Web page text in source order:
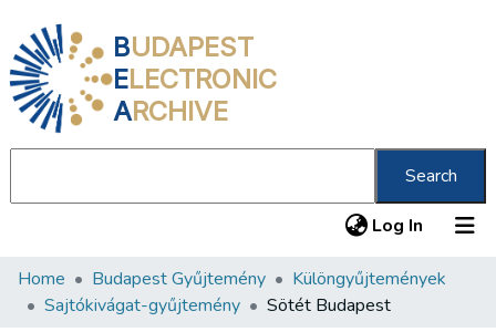
BUDAPEST
ELECTRONIC
ARCHIVE
Search
Log In (current)
Communities & Collections
Home Budapest Gyűjtemény
Különgyűjtemények
Sajtókivágat-gyűjtemény
Sötét Budapest